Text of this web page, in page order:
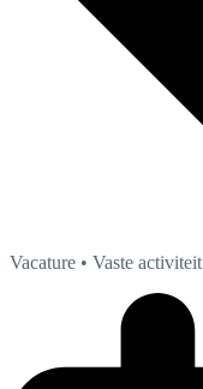
Vacature • Vaste activiteit